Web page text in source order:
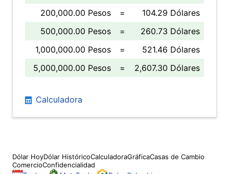
200,000.00 Pesos
=
104.29 Dólares
500,000.00 Pesos
=
260.73 Dólares
1,000,000.00 Pesos
=
521.46 Dólares
5,000,000.00 Pesos
= 2,607.30 Dólares
Calculadora
Dólar HoyDólar HistóricoCalculadoraGráficaCasas de Cambio
ComercioConfidencialidad